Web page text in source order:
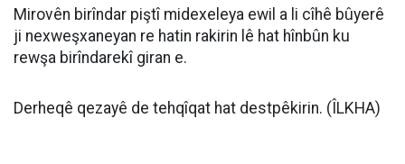
Mirovên birîndar piştî midexeleya ewil a li cîhê bûyerê
ji nexweşxaneyan re hatin rakirin lê hat hînbûn ku
rewşa birîndarekî giran e.
Derheqê qezayê de tehqîqat hat destpêkirin. (ÎLKHA)